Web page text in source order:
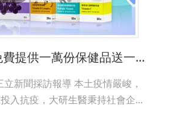
大研生醫免費提供一萬份保健品送一線醫護
新聞採訪報導 本土疫情嚴峻，
入抗疫，大研生醫秉持社會企...